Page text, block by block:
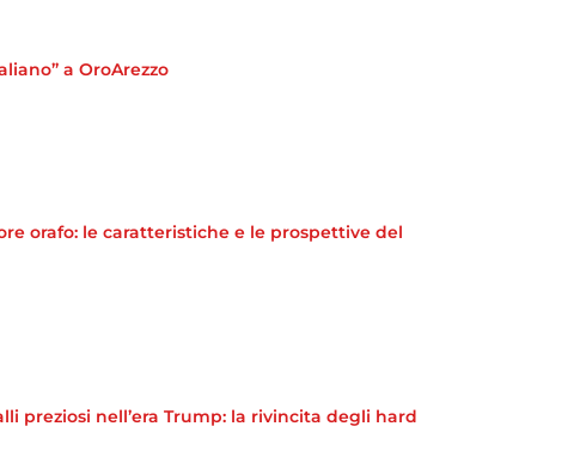
a OroArezzo
orafo: le caratteristiche e le prospettive del
preziosi nell’era Trump: la rivincita degli hard